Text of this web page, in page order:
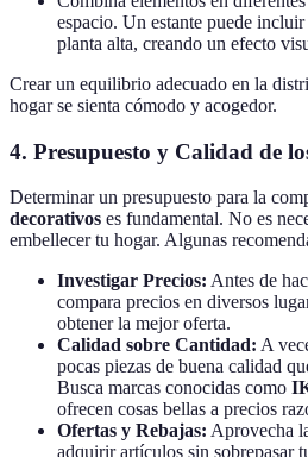
espacio. Un estante puede
planta alta, creando un efecto
Crear un equilibrio adecuado en la
hogar se sienta cómodo y acogedor.
4. Presupuesto y Calidad de
Determinar un presupuesto para la
decorativos es fundamental. No es
embellecer tu hogar. Algunas
Investigar Precios: Antes de
compara precios en diversos
obtener la mejor oferta.
Calidad sobre Cantidad: A
pocas piezas de buena calidad
Busca marcas conocidas como
ofrecen cosas bellas a precios
Ofertas y Rebajas: Aprovecha
adquirir artículos sin sobrepasar